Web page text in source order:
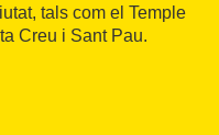
tals com el Temple
Creu i Sant Pau.